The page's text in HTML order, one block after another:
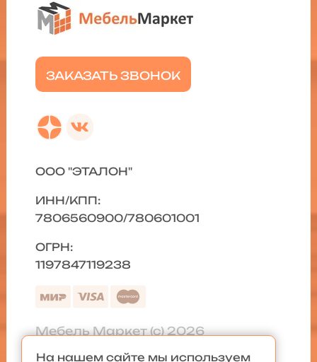
ЗАКАЗАТЬ ЗВОНОК
ООО "ЭТАЛОН"
ИНН/КПП:
7806560900/780601001
ОГРН:
1197847119238
Мебель Маркет (с) 2026
На нашем сайте мы используем